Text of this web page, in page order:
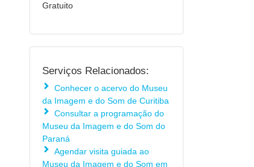
Gratuito
Serviços Relacionados:
Conhecer o acervo do Museu
da Imagem e do Som de Curitiba
Consultar a programação do
Museu da Imagem e do Som do
Paraná
Agendar visita guiada ao
Museu da Imagem e do Som em